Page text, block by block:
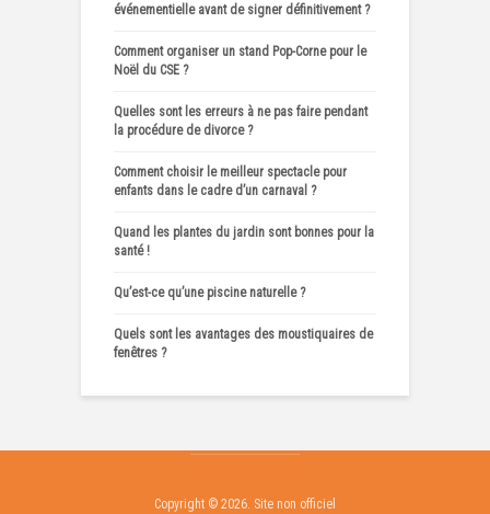
événementielle avant de signer définitivement ?
Comment organiser un stand Pop-Corne pour le
Noël du CSE ?
Quelles sont les erreurs à ne pas faire pendant
la procédure de divorce ?
Comment choisir le meilleur spectacle pour
enfants dans le cadre d’un carnaval ?
Quand les plantes du jardin sont bonnes pour la
santé !
Qu’est-ce qu’une piscine naturelle ?
Quels sont les avantages des moustiquaires de
fenêtres ?
Copyright © 2026. Site non officiel